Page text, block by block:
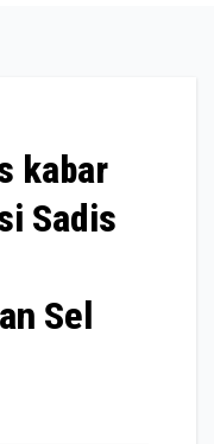
kabar
Sadis
Sel